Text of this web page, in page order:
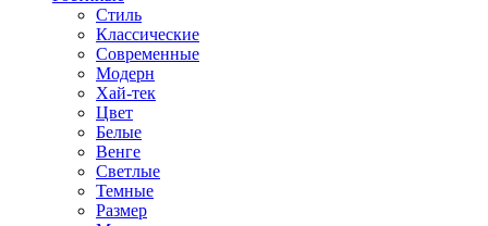
Стиль
Классические
Современные
Модерн
Хай-тек
Цвет
Белые
Венге
Светлые
Темные
Размер